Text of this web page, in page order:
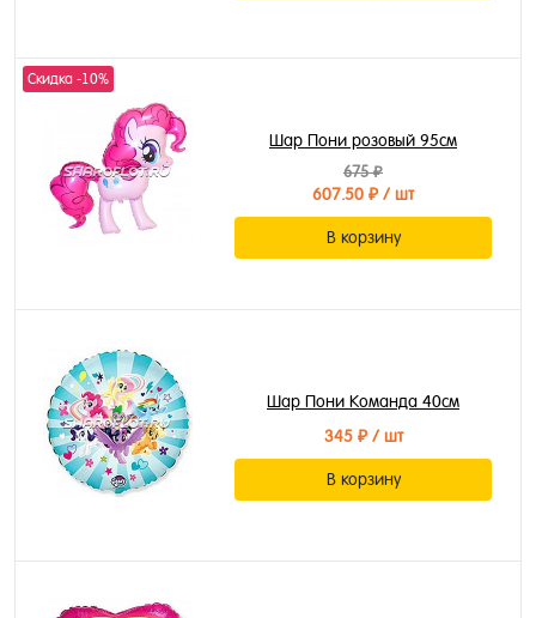
Скидка -10%
Шар Пони розовый 95см
675 ₽
607.50 ₽/ шт
В корзину
Шар Пони Команда 40см
345 ₽/ шт
В корзину